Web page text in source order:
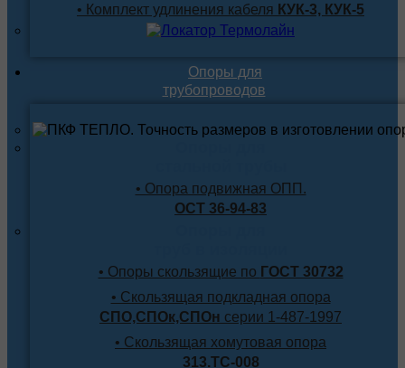
• Комплект удлинения кабеля КУК-3, КУК-5
Опоры для
трубопроводов
• Опора подвижная ОПП.
ОСТ 36-94-83
• Опоры скользящие по ГОСТ 30732
• Скользящая подкладная опора
СПО,СПОк,СПОн серии 1-487-1997
• Скользящая хомутовая опора
313.ТС-008